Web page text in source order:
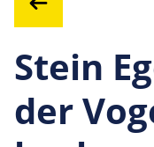
Stein
der